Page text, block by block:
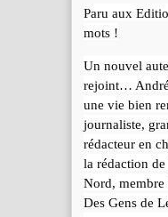
Paru aux
mots !
Un nouvel
rejoint…
une vie bien
journaliste,
rédacteur en
la rédaction
Nord, membre
Des Gens de